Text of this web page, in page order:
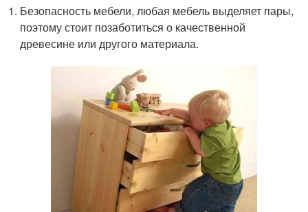
Безопасность мебели, любая мебель выделяет пары,
поэтому стоит позаботиться о качественной
древесине или другого материала.